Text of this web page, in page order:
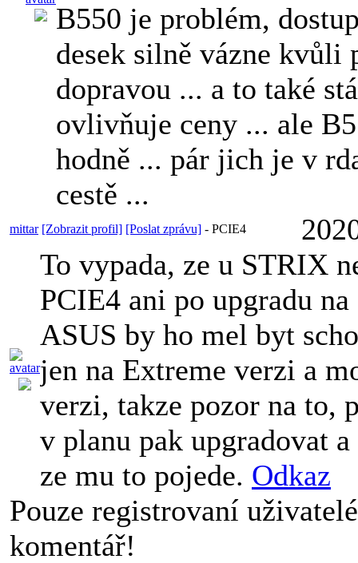
B550 je problém,
desek silně vázne kvůli
dopravou ... a to také
ovlivňuje ceny ... ale
hodně ... pár jich je v
cestě ...
mittar [Zobrazit profil] [Poslat zprávu] - PCIE4
To vypada, ze u STRIX
PCIE4 ani po upgradu
ASUS by ho mel byt
jen na Extreme verzi a
verzi, takze pozor na to,
v planu pak upgradovat
ze mu to pojede. Odkaz
Pouze registrovaní
komentář!